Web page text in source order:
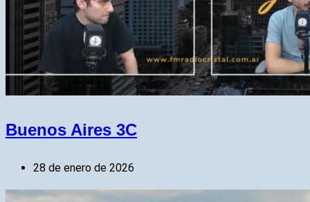
Buenos Aires 3C
28 de enero de 2026